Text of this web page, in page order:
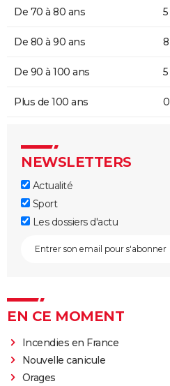
De 70 à 80 ans 5
De 80 à 90 ans 8
De 90 à 100 ans 5
Plus de 100 ans 0
NEWSLETTERS
Actualité
Sport
Les dossiers d'actu
EN CE MOMENT
Incendies en France
Nouvelle canicule
Orages